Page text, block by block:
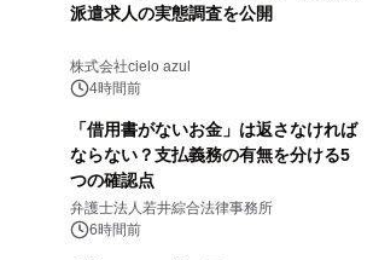
派遣求人の実態調査を公開
株式会社cielo azul
4時間前
「借用書がないお金」は返さなければ
ならない？支払義務の有無を分ける5
つの確認点
弁護士法人若井綜合法律事務所
6時間前